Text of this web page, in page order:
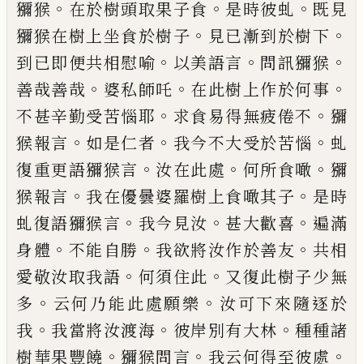
獼猴 。 在於樹頭取果子食 。 是時彼虬 。 既見
獼猴在樹 上坐食於樹子 。 見已漸到於樹下 。
到已即便共相慰喻 。 以美語言 。 問訊獼猴 。
善哉善哉 。 婆私師吒 。 在此樹上作於何事 。
不甚辛勤受苦惱耶 。 求食易得無疲倦不 。 獼
猴報言 。 如是仁者 。 我今不大受於苦惱 。 虬
復重更語獼猴言 。 汝在此處 。 何所食噉 。 獼
猴報言 。 我在優曇婆羅樹上食噉其子 。 是時
虬復語獼猴言 。 我今見汝 。 甚大歡喜 。 遍滿
身體 。 不能自勝 。 我欲將汝作於善友 。共相
愛敬汝取我語 。 何須住此 。 又復此樹子少無
多 。 云何乃能此處願樂 。 汝可下來隨逐於
我 。 我當將汝渡海 。 彼岸別有大林 。種種諸
樹華果豐饒 。獼猴問言 。 我云何得至彼處 。